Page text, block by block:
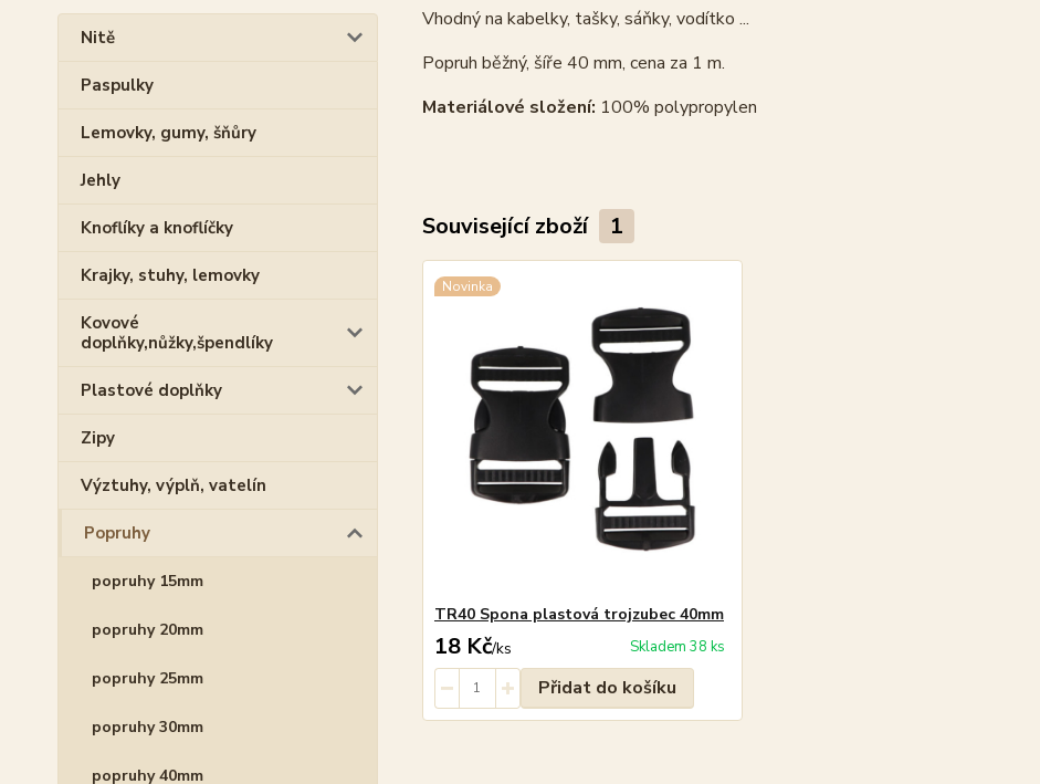
Nitě
Paspulky
Lemovky, gumy, šňůry
Jehly
Knoflíky a knoflíčky
Krajky, stuhy, lemovky
Kovové
doplňky,nůžky,špendlíky
Plastové doplňky
Zipy
Výztuhy, výplň, vatelín
Popruhy
popruhy 15mm
popruhy 20mm
popruhy 25mm
popruhy 30mm
popruhy 40mm
Vhodný na kabelky, tašky, sáňky, vodítko ...
Popruh běžný, šíře 40 mm, cena za 1 m.
Materiálové složení: 100% polypropylen
Související zboží 1
Novinka
TR40 Spona plastová trojzubec 40mm
18 Kč/ks Skladem 38 ks
Přidat do košíku